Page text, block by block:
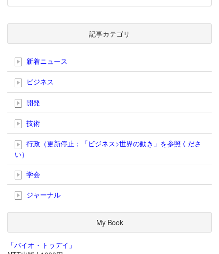
記事カテゴリ
新着ニュース
ビジネス
開発
技術
行政（更新停止；「ビジネス>世界の動き」を参照くださ
い）
学会
ジャーナル
My Book
「バイオ・トゥデイ」